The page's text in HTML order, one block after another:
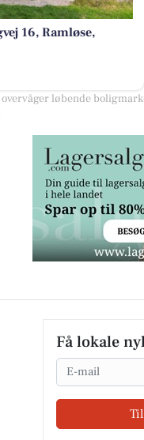
16, Ramløse,
overvåger løbende
Få lokale
Email